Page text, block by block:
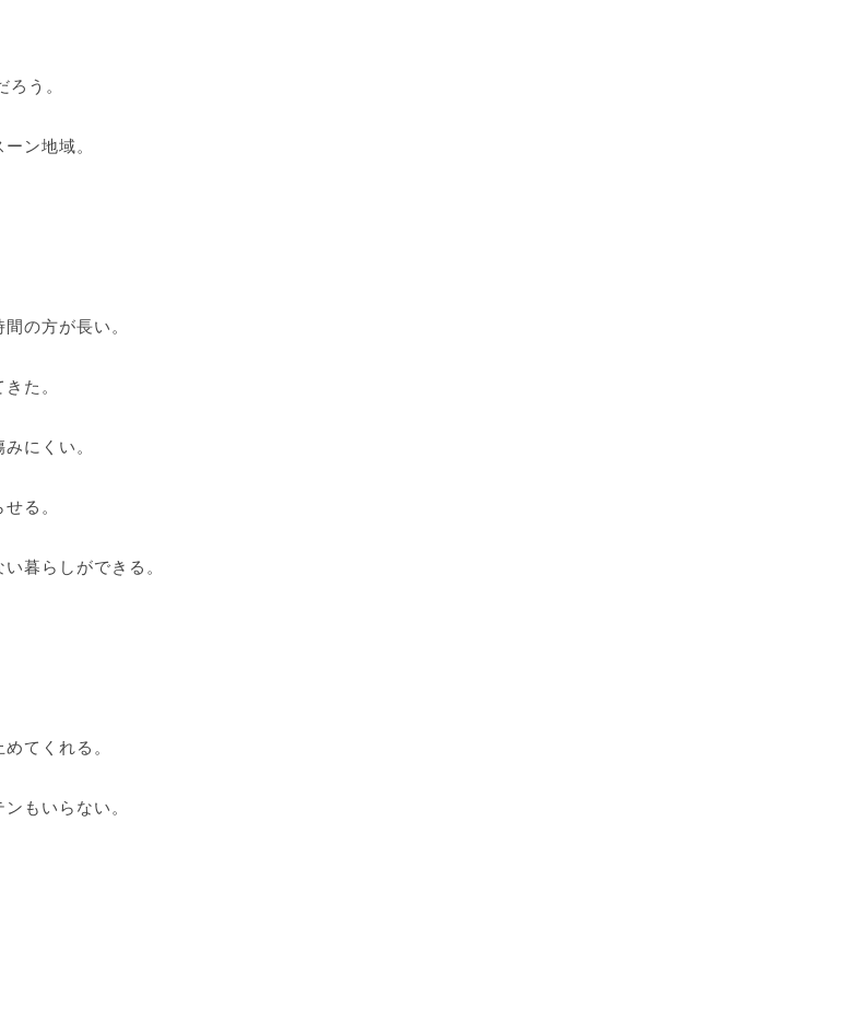
う。
ン地域。
の方が長い。
た。
にくい。
る。
暮らしができる。
てくれる。
もいらない。